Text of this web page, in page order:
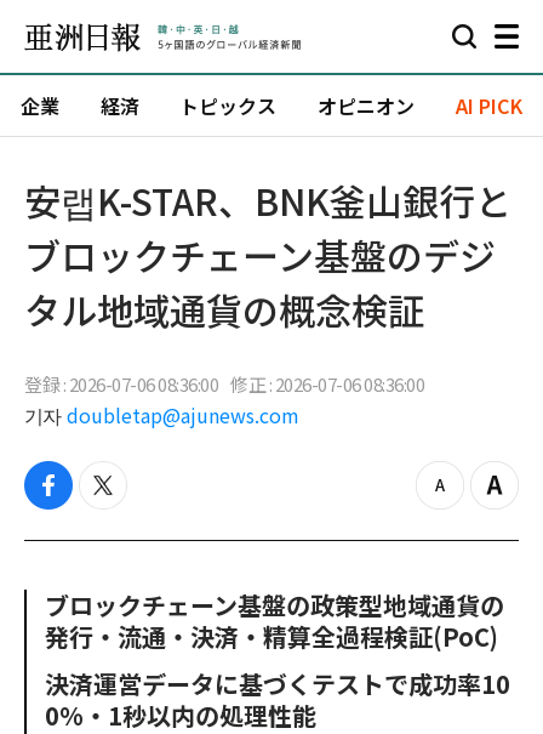
企業 経済 トピックス オピニオン AI PICK
安랩K-STAR、BNK釜山銀行と
ブロックチェーン基盤のデジ
タル地域通貨の概念検証
登録 : 2026-07-06 08:36:00 修正 : 2026-07-06 08:36:00
기자 doubletap@ajunews.com
f
c
o
o
k
t
i
e
r
z
o
u
t
Z
o
n
ブロックチェーン基盤の政策型地域通貨の
発行・流通・決済・精算全過程検証(PoC)
決済運営データに基づくテストで成功率10
0%・1秒以内の処理性能